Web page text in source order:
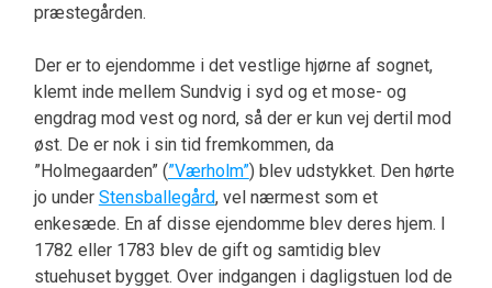
præstegården.
Der er to ejendomme i det vestlige hjørne af sognet,
klemt inde mellem Sundvig i syd og et mose- og
engdrag mod vest og nord, så der er kun vej dertil mod
øst. De er nok i sin tid fremkommen, da
”Holmegaarden” (”Værholm”) blev udstykket. Den hørte
jo under Stensballegård, vel nærmest som et
enkesæde. En af disse ejendomme blev deres hjem. I
1782 eller 1783 blev de gift og samtidig blev
stuehuset bygget. Over indgangen i dagligstuen lod de